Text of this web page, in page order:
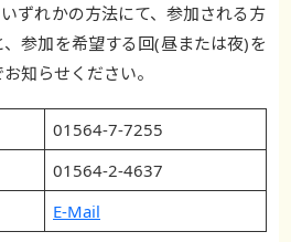
ずれかの方法にて、参加される方
参加を希望する回(昼または夜)を
知らせください。
01564-7-7255
01564-2-4637
E-Mail